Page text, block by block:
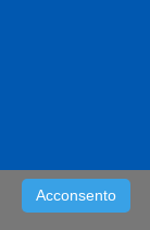
Acconsento